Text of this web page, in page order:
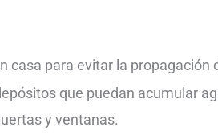
casa para evitar la propagación
que puedan acumular
y ventanas.